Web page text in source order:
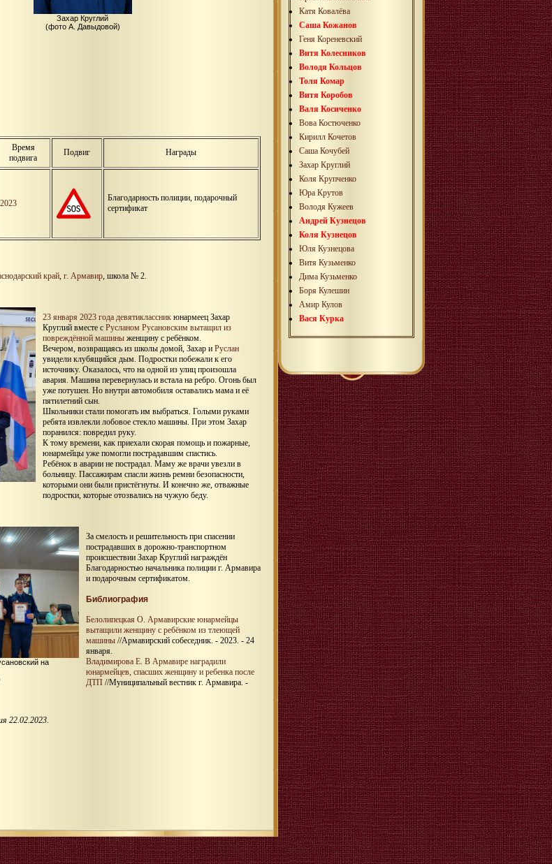
Катя Ковалёва
Саша Кожанов
Геня Кореневский
Витя Колесников
Володя Кольцов
Толя Комар
Витя Коробов
Валя Косиченко
Вова Костюченко
Кирилл Кочетов
Саша Кочубей
Захар Круглий
Коля Крупченко
Юра Крутов
Володя Кужеев
Андрей Кузнецов
Коля Кузнецов
Юля Кузнецова
Витя Кузьменко
Дима Кузьменко
Боря Кулешин
Амир Кулов
Вася Курка
Захар Круглий
(фото А. Давыдовой)
Время
подвига
Подвиг Награды
2023
Благодарность полиции, подарочный
сертификат
край, г. Армавир, школа № 2.
23 января 2023 года девятиклассник юнармеец Захар
Круглий вместе с Русланом Русановским вытащил из
повреждённой машины женщину с ребёнком.
Вечером, возвращаясь из школы домой, Захар и Руслан
увидели клубящийся дым. Подростки побежали к его
источнику. Оказалось, что на одной из улиц произошла
авария. Машина перевернулась и встала на ребро. Огонь был
уже потушен. Но внутри автомобиля оставались мама и её
пятилетний сын.
Школьники стали помогать им выбраться. Голыми руками
ребята извлекли лобовое стекло машины. При этом Захар
поранился: повредил руку.
К тому времени, как приехали скорая помощь и пожарные,
юнармейцы уже помогли пострадавшим спастись.
Ребёнок в аварии не пострадал. Маму же врачи увезли в
больницу. Пассажирам спасли жизнь ремни безопасности,
которыми они были пристёгнуты. И конечно же, отважные
подростки, которые отозвались на чужую беду.
на
За смелость и решительность при спасении
пострадавших в дорожно-транспортном
происшествии Захар Круглий награждён
Благодарностью начальника полиции г. Армавира
и подарочным сертификатом.
Библиография
Белолипецкая О. Армавирские юнармейцы
вытащили женщину с ребёнком из тлеющей
машины //Армавирский собеседник. - 2023. - 24
января.
Владимирова Е. В Армавире наградили
юнармейцев, спасших женщину и ребенка после
ДТП //Муниципальный вестник г. Армавира. -
22.02.2023.